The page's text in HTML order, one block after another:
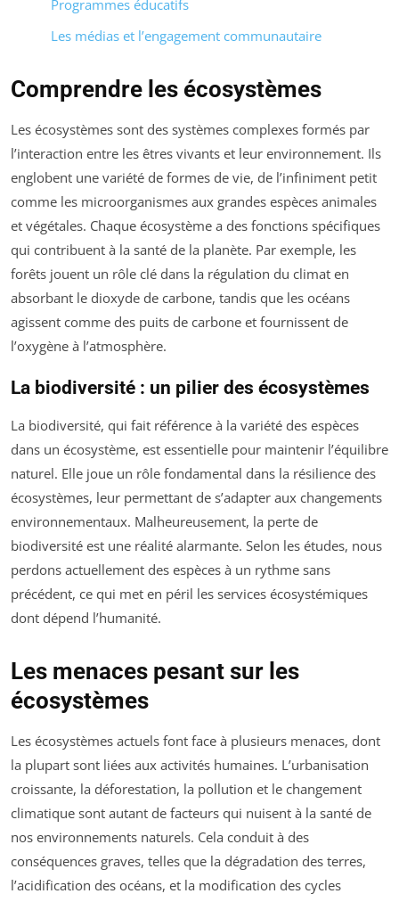
Programmes éducatifs
Les médias et l’engagement communautaire
Comprendre les écosystèmes
Les écosystèmes sont des systèmes complexes formés par
l’interaction entre les êtres vivants et leur environnement. Ils
englobent une variété de formes de vie, de l’infiniment petit
comme les microorganismes aux grandes espèces animales
et végétales. Chaque écosystème a des fonctions spécifiques
qui contribuent à la santé de la planète. Par exemple, les
forêts jouent un rôle clé dans la régulation du climat en
absorbant le dioxyde de carbone, tandis que les océans
agissent comme des puits de carbone et fournissent de
l’oxygène à l’atmosphère.
La biodiversité : un pilier des écosystèmes
La biodiversité, qui fait référence à la variété des espèces
dans un écosystème, est essentielle pour maintenir l’équilibre
naturel. Elle joue un rôle fondamental dans la résilience des
écosystèmes, leur permettant de s’adapter aux changements
environnementaux. Malheureusement, la perte de
biodiversité est une réalité alarmante. Selon les études, nous
perdons actuellement des espèces à un rythme sans
précédent, ce qui met en péril les services écosystémiques
dont dépend l’humanité.
Les menaces pesant sur les
écosystèmes
Les écosystèmes actuels font face à plusieurs menaces, dont
la plupart sont liées aux activités humaines. L’urbanisation
croissante, la déforestation, la pollution et le changement
climatique sont autant de facteurs qui nuisent à la santé de
nos environnements naturels. Cela conduit à des
conséquences graves, telles que la dégradation des terres,
l’acidification des océans, et la modification des cycles